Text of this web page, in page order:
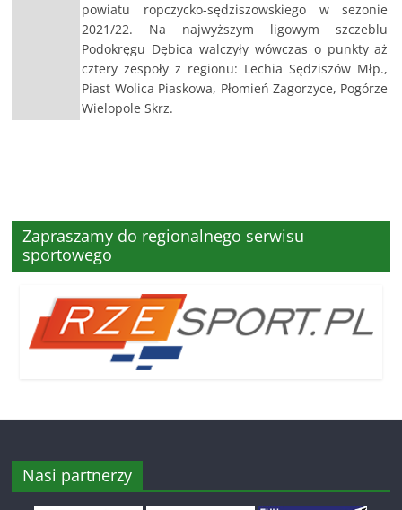
powiatu ropczycko-sędziszowskiego w sezonie
2021/22. Na najwyższym ligowym szczeblu
Podokręgu Dębica walczyły wówczas o punkty aż
cztery zespoły z regionu: Lechia Sędziszów Młp.,
Piast Wolica Piaskowa, Płomień Zagorzyce, Pogórze
Wielopole Skrz.
Zapraszamy do regionalnego serwisu
sportowego
Nasi partnerzy